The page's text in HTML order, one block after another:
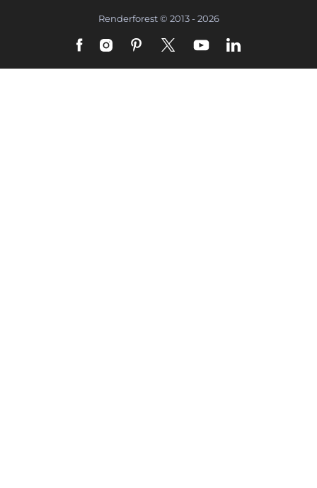
Renderforest © 2013 - 2026